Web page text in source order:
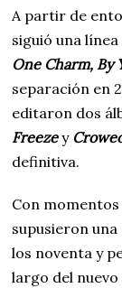
A partir de
siguió una
One Charm, By
separación en
editaron dos
Freezey
definitiva.
Con
supusieron
los noventa y
largo del